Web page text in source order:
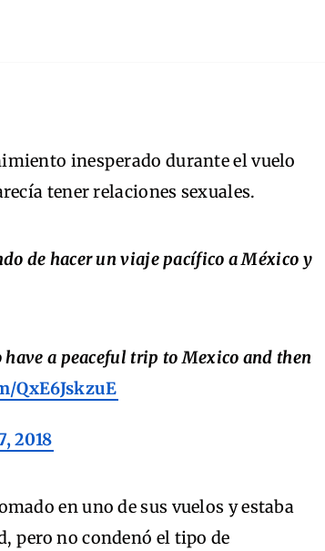
inesperado durante el vuelo
tener relaciones sexuales.
de hacer un viaje pacífico a México y
a peaceful trip to Mexico and then
QxE6JskzuE
2018
en uno de sus vuelos y estaba
pero no condenó el tipo de